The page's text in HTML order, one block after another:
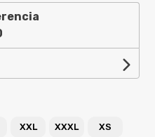
XXL XXXL XS